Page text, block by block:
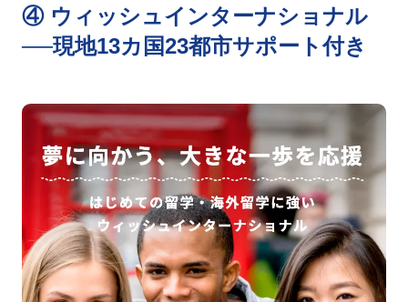
④ ウィッシュインターナショナル
──現地13カ国23都市サポート付き